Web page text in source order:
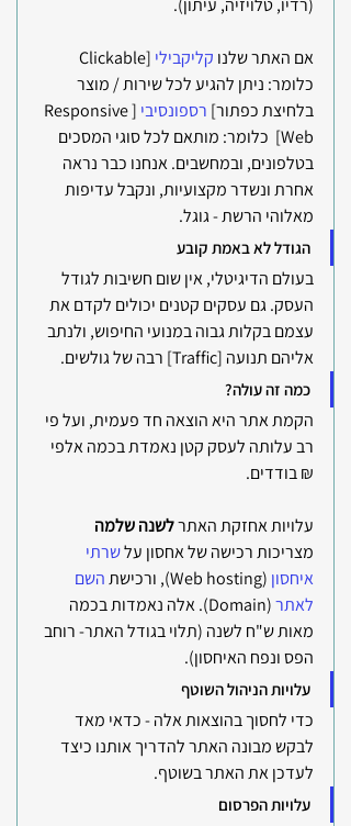
(רדיו, טלויזיה, עיתון).
אם האתר שלנו קליקבילי
כלומר: ניתן להגיע לכל שירות / מוצר
בלחיצת כפתור] רספונסיבי [Responsive
Web]  כלומר: מותאם לכל סוגי המסכים
בטלפונים, ובמחשבים. אנחנו כבר נראה
אחרת ונשדר מקצועיות, ונקבל עדיפות
מאלוהי הרשת - גוגל.
הגודל לא באמת קובע
בעולם הדיגיטלי, אין שום חשיבות לגודל
העסק. גם עסקים קטנים יכולים לקדם את
עצמם בקלות גבוה במנועי החיפוש, ולנתב
אליהם תנועה [Traffic] רבה של גולשים.
כמה זה עולה?
הקמת אתר היא הוצאה חד פעמית, ועל פי
רב עלותה לעסק קטן נאמדת בכמה אלפי
₪ בודדים.
עלויות אחזקת האתר לשנה שלמה
מצריכות רכישה של אחסון על שרתי
איחסון (Web hosting), ורכישת
השם
לאתר
(Domain). אלה נאמדות בכמה
מאות ש"ח לשנה (תלוי בגודל האתר- רוחב
הפס ונפח האיחסון).
עלויות הניהול השוטף
כדי לחסוך בהוצאות אלה - כדאי מאד
לבקש מבונה האתר להדריך אותנו כיצד
לעדכן את האתר בשוטף.
עלויות הפרסום